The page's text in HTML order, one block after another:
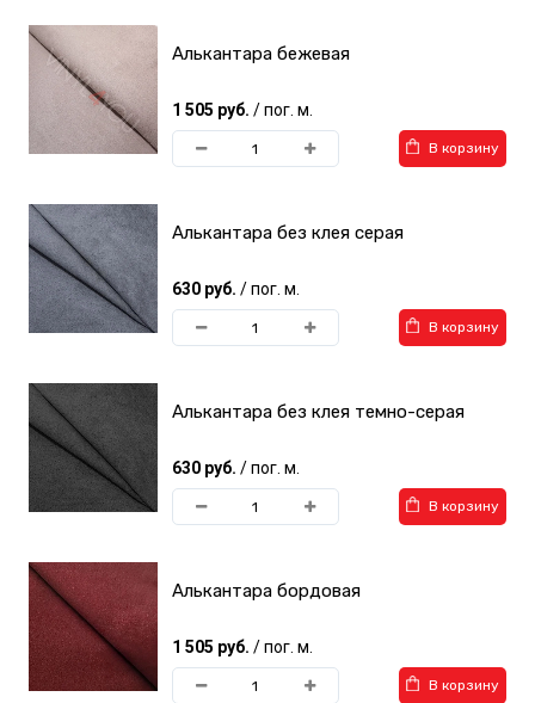
Алькантара бежевая
1 505 руб. / пог. м.
В корзину
Алькантара без клея серая
630 руб. / пог. м.
В корзину
Алькантара без клея темно-серая
630 руб. / пог. м.
В корзину
Алькантара бордовая
1 505 руб. / пог. м.
В корзину